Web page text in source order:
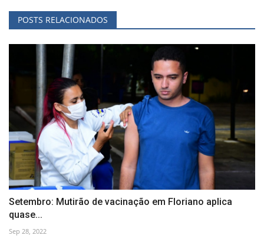
POSTS RELACIONADOS
Setembro: Mutirão de vacinação em Floriano aplica
quase...
Sep 28, 2022